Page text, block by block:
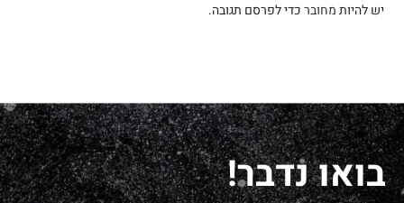
יש להיותמחוברכדי לפרסם תגובה.
בואו נדבר!